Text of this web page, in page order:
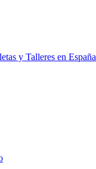
y Talleres en España